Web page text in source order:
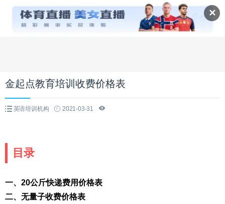
✕
金起点教育培训收费价格表
英语培训机构 2021-03-31
目录
一、20公斤快递费用价格表
二、无量子收费价格表